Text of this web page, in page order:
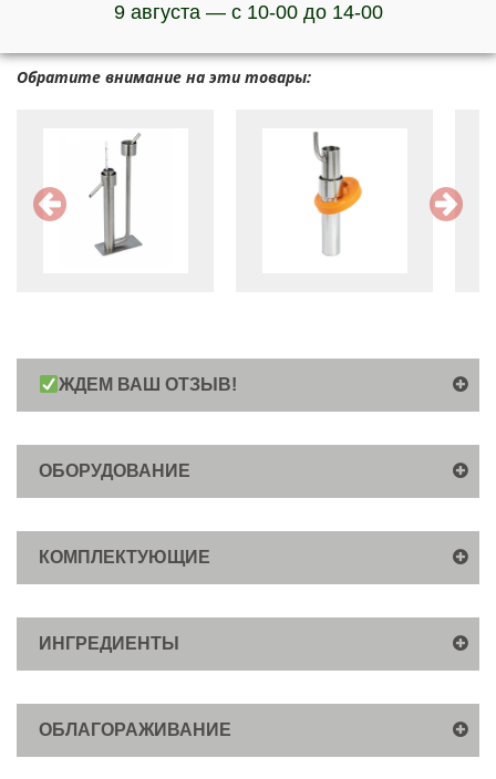
Обратите внимание на эти товары:
ЖДЕМ ВАШ ОТЗЫВ!
ОБОРУДОВАНИЕ
КОМПЛЕКТУЮЩИЕ
ИНГРЕДИЕНТЫ
ОБЛАГОРАЖИВАНИЕ
9 августа — с 10-00 до 14-00